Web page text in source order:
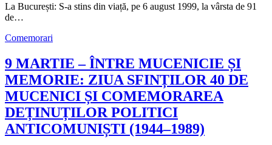
La București: S-a stins din viață, pe 6 august 1999, la vârsta de 91
de…
Comemorari
9 MARTIE – ÎNTRE MUCENICIE ȘI
MEMORIE: ZIUA SFINȚILOR 40 DE
MUCENICI ȘI COMEMORAREA
DEȚINUȚILOR POLITICI
ANTICOMUNIȘTI (1944–1989)